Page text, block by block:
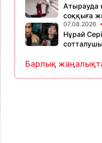
Атырауда
соққыға
07.08.2026
Нұрай
Барлық